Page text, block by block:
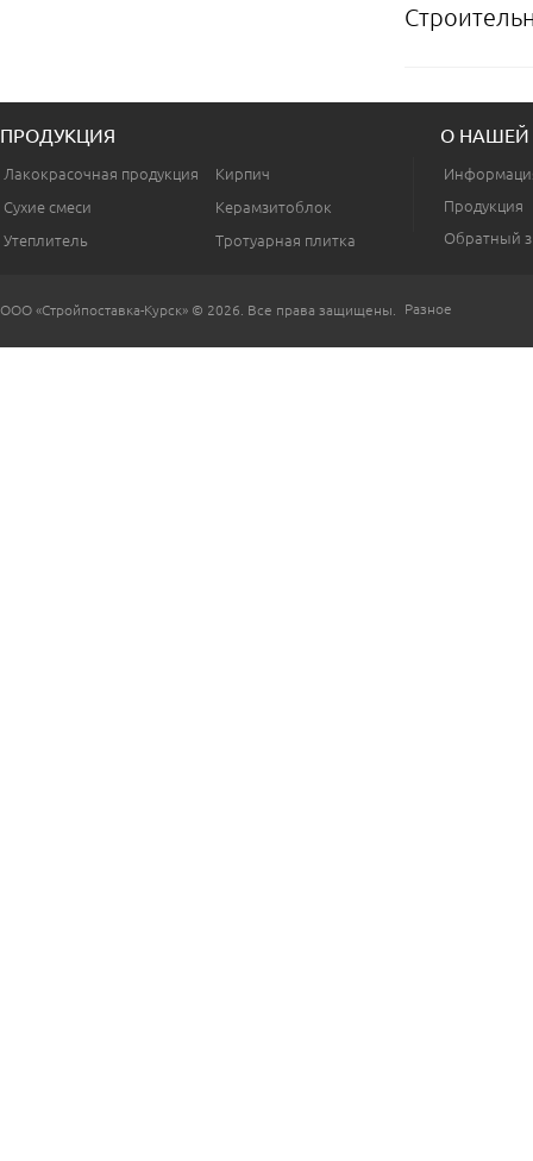
ПРОДУКЦИЯ
Лакокрасочная продукция
Сухие смеси
Утеплитель
Кирпич
Керамзитоблок
Тротуарная плитка
О
Продукция
Обратный
ООО «Стройпоставка-Курск» © 2026. Все права защищены. Разное